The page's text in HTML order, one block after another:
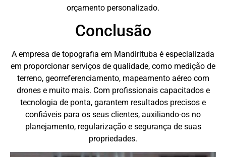
orçamento personalizado.
Conclusão
A empresa de topografia em Mandirituba é especializada
em proporcionar serviços de qualidade, como medição de
terreno, georreferenciamento, mapeamento aéreo com
drones e muito mais. Com profissionais capacitados e
tecnologia de ponta, garantem resultados precisos e
confiáveis para os seus clientes, auxiliando-os no
planejamento, regularização e segurança de suas
propriedades.